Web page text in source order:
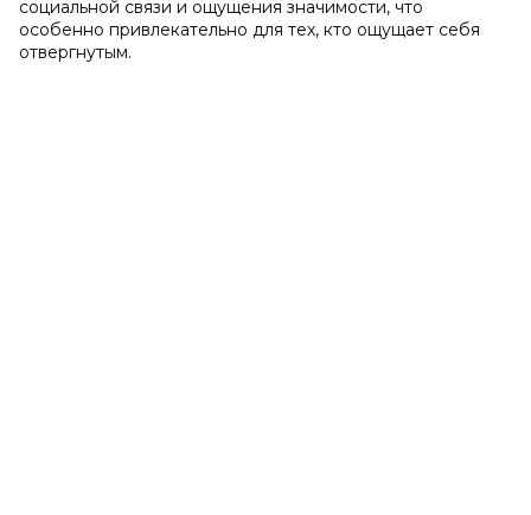
социальной связи и ощущения значимости, что
особенно привлекательно для тех, кто ощущает себя
отвергнутым.